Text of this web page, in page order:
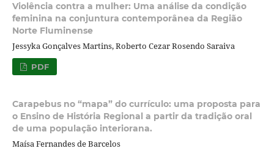
Violência contra a mulher: Uma análise da condição
feminina na conjuntura contemporânea da Região
Norte Fluminense
Jessyka Gonçalves Martins, Roberto Cezar Rosendo Saraiva
PDF
Carapebus no “mapa” do currículo: uma proposta para
o Ensino de História Regional a partir da tradição oral
de uma população interiorana.
Maísa Fernandes de Barcelos